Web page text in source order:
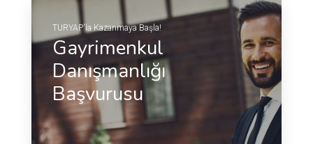
TURYAP'la Kazanmaya Başla!
Gayrimenkul
Danışmanlığı
Başvurusu